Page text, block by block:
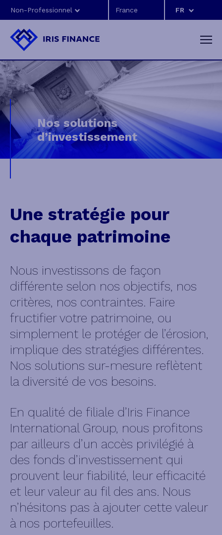
Non-Professionnel FR
Nos solutions
d’investissement
Une stratégie pour
chaque patrimoine
Nous investissons de façon
différente selon nos objectifs, nos
critères, nos contraintes. Faire
fructifier votre patrimoine, ou
simplement le protéger de l’érosion,
implique des stratégies différentes.
Nos solutions sur-mesure reflètent
la diversité de vos besoins.
En qualité de filiale d’Iris Finance
International Group, nous profitons
par ailleurs d’un accès privilégié à
des fonds d’investissement qui
prouvent leur fiabilité, leur efficacité
et leur valeur au fil des ans. Nous
n’hésitons pas à ajouter cette valeur
à nos portefeuilles.